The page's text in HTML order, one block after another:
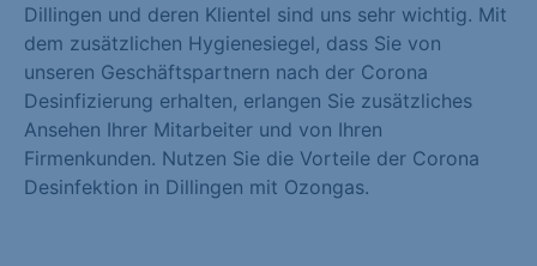
Dillingen und deren Klientel sind uns sehr wichtig. Mit
dem zusätzlichen Hygienesiegel, dass Sie von
unseren Geschäftspartnern nach der Corona
Desinfizierung erhalten, erlangen Sie zusätzliches
Ansehen Ihrer Mitarbeiter und von Ihren
Firmenkunden. Nutzen Sie die Vorteile der Corona
Desinfektion in Dillingen mit Ozongas.